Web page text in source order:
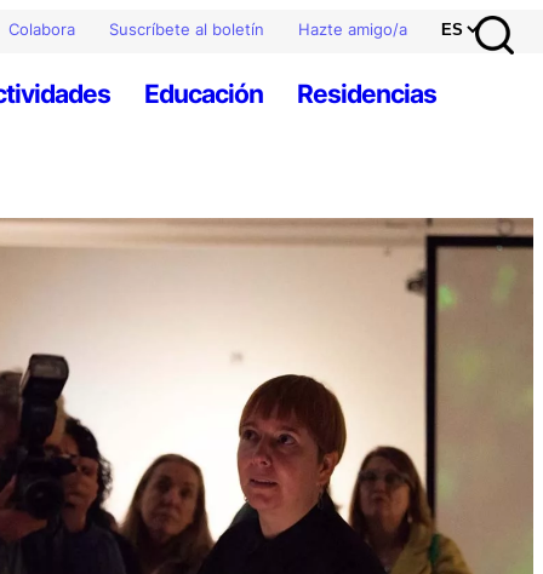
Colabora Suscríbete al boletín Hazte amigo/a
Educación Residencias